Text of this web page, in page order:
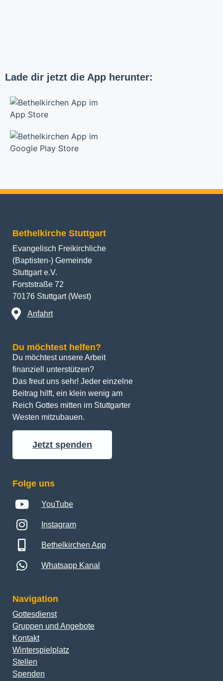
Lade dir jetzt die App herunter:
Bethelkirche Stuttgart
Evangelisch Freikirchliche
(Baptisten-) Gemeinde
Stuttgart e.V.
Forststraße 72
70176 Stuttgart (West)
Anfahrt
Du möchtest helfen?
Du möchtest unsere Arbeit
finanziell unterstützen?
Das freut uns sehr! Jeder einzelne
Beitrag hilft, ein klein wenig am
Reich Gottes mitten im Stuttgarter
Westen mitzubauen.
Jetzt spenden
Folge uns
YouTube
Instagram
Bethelkirchen App
Whatsapp Kanal
Navigation
Gottesdienst
Gruppen und Angebote
Kontakt
Winterspielplatz
Stellen
Spenden